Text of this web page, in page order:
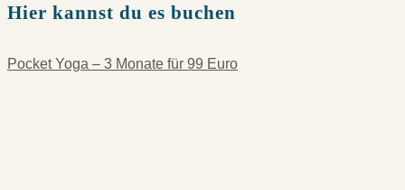
Hier kannst du es buchen
Pocket Yoga – 3 Monate für 99 Euro